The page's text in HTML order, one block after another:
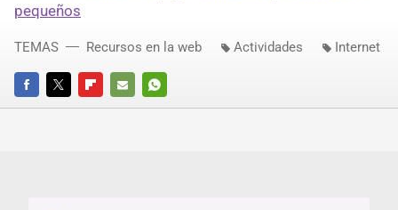
pequeños
FACEBOOKTWITTERFLIPBOARD
E-
WHATSAPP
TEMAS Recursos en la web Actividades Internet